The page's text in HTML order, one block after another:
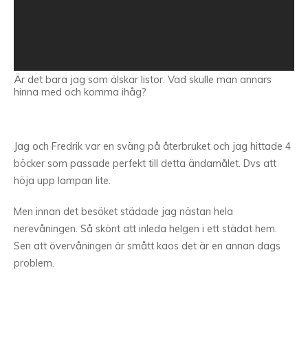
Är det bara jag som älskar listor. Vad skulle man annars
hinna med och komma ihåg?
Jag och Fredrik var en sväng på återbruket och jag hittade 4
böcker som passade perfekt till detta ändamålet. Dvs att
höja upp lampan lite.
Men innan det besöket städade jag nästan hela
nerevåningen. Så skönt att inleda helgen i ett städat hem.
Sen att övervåningen är smått kaos det är en annan dags
problem.